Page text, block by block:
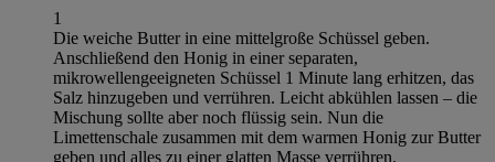
1
Die weiche Butter in eine mittelgroße Schüssel geben.
Anschließend den Honig in einer separaten,
mikrowellengeeigneten Schüssel 1 Minute lang erhitzen, das
Salz hinzugeben und verrühren. Leicht abkühlen lassen – die
Mischung sollte aber noch flüssig sein. Nun die
Limettenschale zusammen mit dem warmen Honig zur Butter
geben und alles zu einer glatten Masse verrühren.